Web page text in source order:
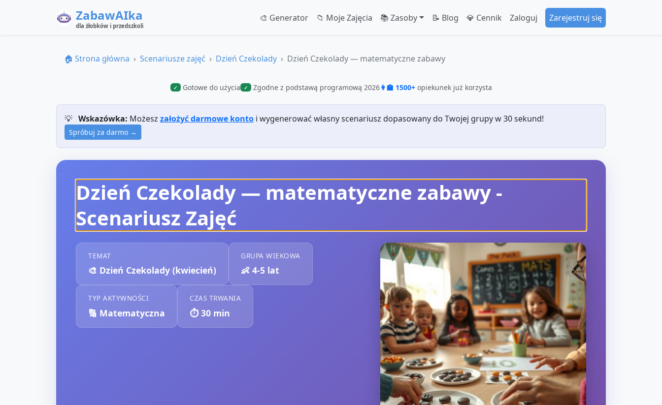
ZabawAIka
dla żłobków i przedszkoli
🎨 Generator 📁 Moje Zajęcia 📚 Zasoby 📝 Blog 💎 Cennik Zaloguj Zarejestruj się
🏠 Strona główna Scenariusze zajęć Dzień Czekolady Dzień Czekolady — matematyczne zabawy
✓ Gotowe do użycia ✓ Zgodne z podstawą programową 2026👩‍🏫 1500+ opiekunek już korzysta
💡 Wskazówka: Możesz założyć darmowe konto i wygenerować własny scenariusz dopasowany do Twojej grupy w 30 sekund!
Spróbuj za darmo →
Dzień Czekolady — matematyczne zabawy -
Scenariusz Zajęć
TEMAT
🎨 Dzień Czekolady (kwiecień)
GRUPA WIEKOWA
👶 4-5 lat
TYP AKTYWNOŚCI
🔢 Matematyczna
CZAS TRWANIA
⏱️30 min